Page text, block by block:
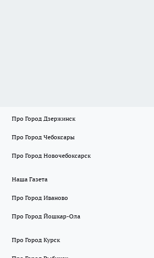
Про Город Дзержинск
Про Город Чебоксары
Про Город Новочебоксарск
Наша Газета
Про Город Иваново
Про Город Йошкар-Ола
Про Город Курск